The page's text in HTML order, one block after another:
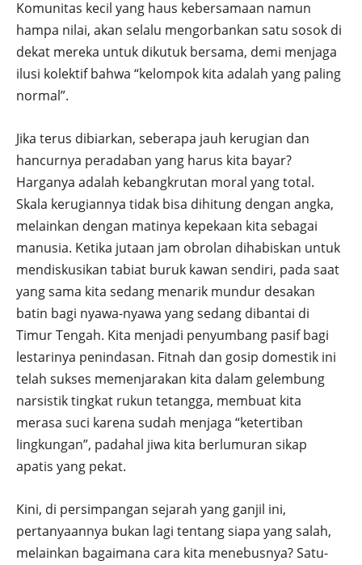
Komunitas kecil yang haus kebersamaan namun
hampa nilai, akan selalu mengorbankan satu sosok di
dekat mereka untuk dikutuk bersama, demi menjaga
ilusi kolektif bahwa “kelompok kita adalah yang paling
normal”.
Jika terus dibiarkan, seberapa jauh kerugian dan
hancurnya peradaban yang harus kita bayar?
Harganya adalah kebangkrutan moral yang total.
Skala kerugiannya tidak bisa dihitung dengan angka,
melainkan dengan matinya kepekaan kita sebagai
manusia. Ketika jutaan jam obrolan dihabiskan untuk
mendiskusikan tabiat buruk kawan sendiri, pada saat
yang sama kita sedang menarik mundur desakan
batin bagi nyawa-nyawa yang sedang dibantai di
Timur Tengah. Kita menjadi penyumbang pasif bagi
lestarinya penindasan. Fitnah dan gosip domestik ini
telah sukses memenjarakan kita dalam gelembung
narsistik tingkat rukun tetangga, membuat kita
merasa suci karena sudah menjaga “ketertiban
lingkungan”, padahal jiwa kita berlumuran sikap
apatis yang pekat.
Kini, di persimpangan sejarah yang ganjil ini,
pertanyaannya bukan lagi tentang siapa yang salah,
melainkan bagaimana cara kita menebusnya? Satu-